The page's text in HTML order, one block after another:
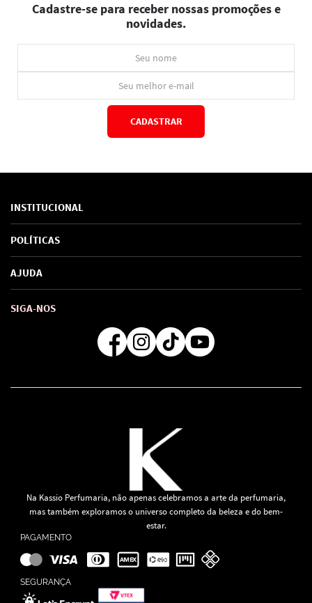
Cadastre-se para receber nossas promoções e
novidades.
CADASTRAR
INSTITUCIONAL
Sobre Nós
Marcas
SAC de marcas
POLÍTICAS
Política de Privacidade
Troca e Devoluções
Formas de Pagamento
Regra de Frete Grátis
AJUDA
SIGA-NOS
Na Kassio Perfumaria, não apenas celebramos a arte da perfumaria,
mas também exploramos o universo completo da beleza e do bem-
estar.
PAGAMENTO
SEGURANÇA